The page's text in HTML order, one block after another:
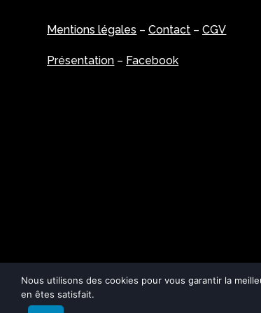
Mentions légales –Contact –CGV
Présentation – Facebook
Nous utilisons des cookies pour vous garantir la
en êtes satisfait.